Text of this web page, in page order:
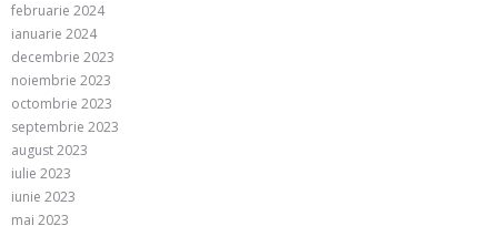
februarie 2024
ianuarie 2024
decembrie 2023
noiembrie 2023
octombrie 2023
septembrie 2023
august 2023
iulie 2023
iunie 2023
mai 2023